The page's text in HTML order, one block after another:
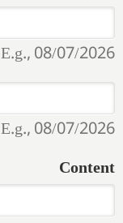
E.g., 08/07/2026
E.g., 08/07/2026
Content